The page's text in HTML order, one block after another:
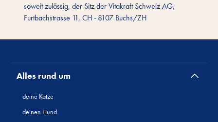
soweit zulässig, der Sitz der Vitakraft Schweiz AG,
Furtbachstrasse 11, CH - 8107 Buchs/ZH
Alles rund um
deine Katze
deinen Hund